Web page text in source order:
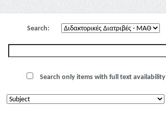
Search:
Search only items with full text availability